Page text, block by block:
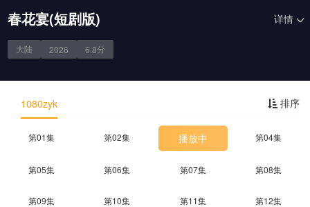
春花宴(短剧版) 详情
大陆 2026 6.8分
剧情简介 排序
1080zyk
第01集 第02集 播放中 第04集
第05集 第06集 第07集 第08集
第09集 第10集 第11集 第12集